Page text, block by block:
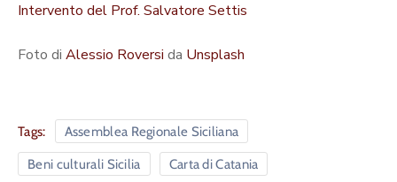
Intervento del Prof. Salvatore Settis
Foto di Alessio Roversi da Unsplash
Tags: Assemblea Regionale Siciliana
Beni culturali Sicilia Carta di Catania